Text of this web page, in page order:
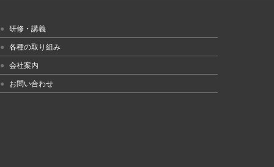
研修・講義
各種の取り組み
会社案内
お問い合わせ